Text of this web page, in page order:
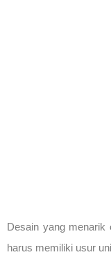
Desain yang menarik
harus memiliki usur